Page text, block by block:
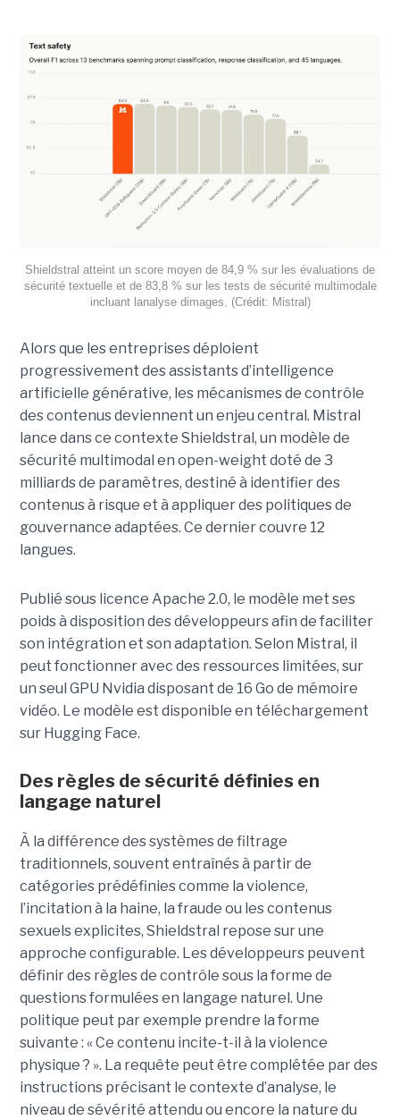
Shieldstral atteint un score moyen de 84,9 % sur les évaluations de
sécurité textuelle et de 83,8 % sur les tests de sécurité multimodale
incluant lanalyse dimages. (Crédit: Mistral)
Alors que les entreprises déploient
progressivement des assistants d’intelligence
artificielle générative, les mécanismes de contrôle
des contenus deviennent un enjeu central. Mistral
lance dans ce contexte Shieldstral, un modèle de
sécurité multimodal en open-weight doté de 3
milliards de paramètres, destiné à identifier des
contenus à risque et à appliquer des politiques de
gouvernance adaptées. Ce derniercouvre 12
langues.
Publié sous licence Apache 2.0, le modèle met ses
poids à disposition des développeurs afin de faciliter
son intégration et son adaptation. Selon Mistral, il
peut fonctionner avec des ressources limitées, sur
un seul GPU Nvidia disposant de 16 Go de mémoire
vidéo. Le modèle est disponible en téléchargement
sur Hugging Face.
Des règles de sécurité définies en
langage naturel
À la différence des systèmes de filtrage
traditionnels, souvent entraînés à partir de
catégories prédéfinies comme la violence,
l’incitation à la haine, la fraude ou les contenus
sexuels explicites, Shieldstral repose sur une
approche configurable. Les développeurs peuvent
définir des règles de contrôle sous la forme de
questions formulées en langage naturel. Une
politique peut par exemple prendre la forme
suivante : « Ce contenu incite-t-il à la violence
physique ? ». La requête peut être complétée par des
instructions précisant le contexte d’analyse, le
niveau de sévérité attendu ou encore la nature du